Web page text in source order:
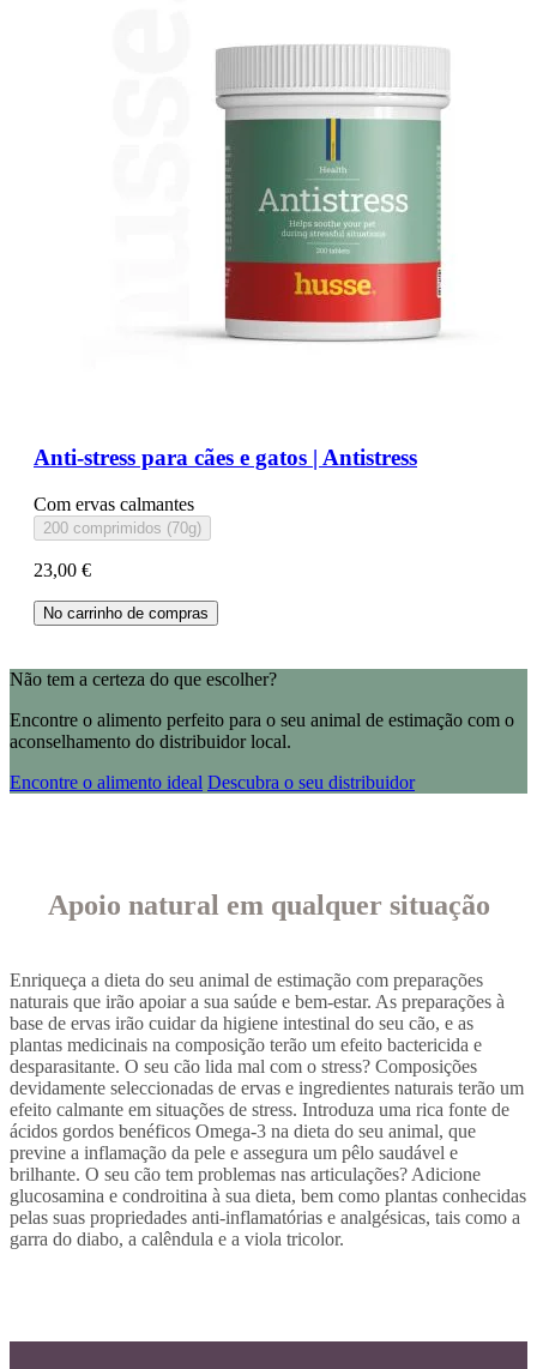
Anti-stress para cães e gatos | Antistress
Com ervas calmantes
200 comprimidos (70g)
23,00 €
No carrinho de compras
Não tem a certeza do que escolher?
Encontre o alimento perfeito para o seu animal de estimação com o
aconselhamento do distribuidor local.
Encontre o alimento ideal Descubra o seu distribuidor
Apoio natural em qualquer situação
Enriqueça a dieta do seu animal de estimação com preparações
naturais que irão apoiar a sua saúde e bem-estar. As preparações à
base de ervas irão cuidar da higiene intestinal do seu cão, e as
plantas medicinais na composição terão um efeito bactericida e
desparasitante. O seu cão lida mal com o stress? Composições
devidamente seleccionadas de ervas e ingredientes naturais terão um
efeito calmante em situações de stress. Introduza uma rica fonte de
ácidos gordos benéficos Omega-3 na dieta do seu animal, que
previne a inflamação da pele e assegura um pêlo saudável e
brilhante. O seu cão tem problemas nas articulações? Adicione
glucosamina e condroitina à sua dieta, bem como plantas conhecidas
pelas suas propriedades anti-inflamatórias e analgésicas, tais como a
garra do diabo, a calêndula e a viola tricolor.